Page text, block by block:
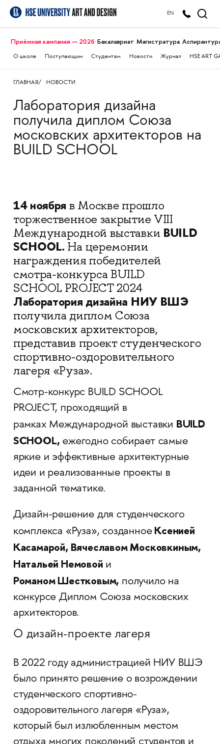
EN
Приёмная кампания — 2026 Бакалавриат Магистратура
О школе Поступающим Студентам Новости Журнал HSE ART
ГЛАВНАЯ НОВОСТИ
Лаборатория дизайна
получила диплом Союза
московских архитекторов на
BUILD SCHOOL
14 ноября в Москве прошло
торжественное закрытие VIII
Международной выставки BUILD
SCHOOL. На церемонии
награждения победителей
смотра-конкурса BUILD
SCHOOL PROJECT 2024
Лаборатория дизайна НИУ ВШЭ
получила диплом Союза
московских архитекторов,
представив проект студенческого
спортивно-оздоровительного
лагеря «Руза».
Смотр-конкурс BUILD SCHOOL
PROJECT, проходящий в
рамках Международной выставки BUILD
SCHOOL,ежегодно собирает самые
яркие и эффективные архитектурные
идеи и реализованные проекты в
заданной тематике.
Дизайн-решение для студенческого
комплекса «Руза», созданноеКсенией
Касамарой, Вячеславом Московкиным,
Натальей Немовой и
Романом Шестковым, получило на
конкурсе Диплом Союза московских
архитекторов.
О дизайн-проекте лагеря
В 2022 году администрацией НИУ ВШЭ
было принято решение о возрождении
студенческого спортивно-
оздоровительного лагеря «Руза»,
который был излюбленным местом